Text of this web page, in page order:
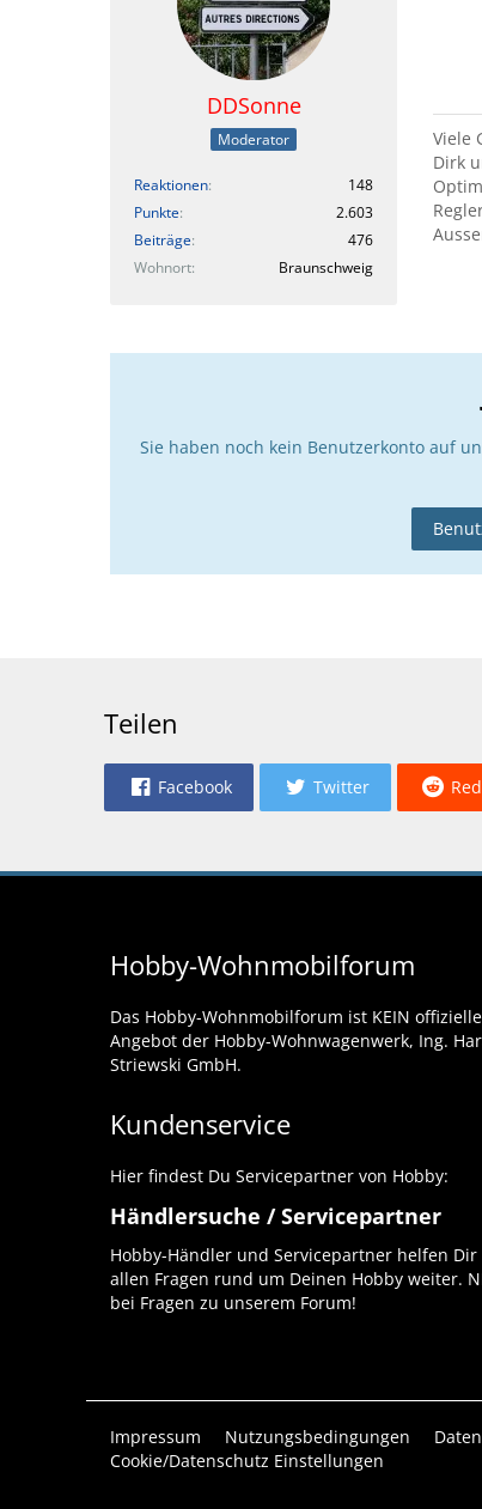
DDSonne
Moderator
Reaktionen
148
Punkte
2.603
Beiträge
476
Wohnort
Braunschweig
Viele
Dirk
Sie haben noch kein Benutzerkonto auf
Teilen
Facebook Twitter
Hobby-Wohnmobilforum
Das Hobby-Wohnmobilforum ist KEIN
Angebot der Hobby-Wohnwagenwerk, Ing.
Striewski GmbH.
Kundenservice
Hier findest Du Servicepartner von Hobby:
Händlersuche / Servicepartner
Hobby-Händler und Servicepartner helfen Dir
allen Fragen rund um Deinen Hobby weiter.
bei Fragen zu unserem Forum!
Impressum Nutzungsbedingungen
Cookie/Datenschutz Einstellungen